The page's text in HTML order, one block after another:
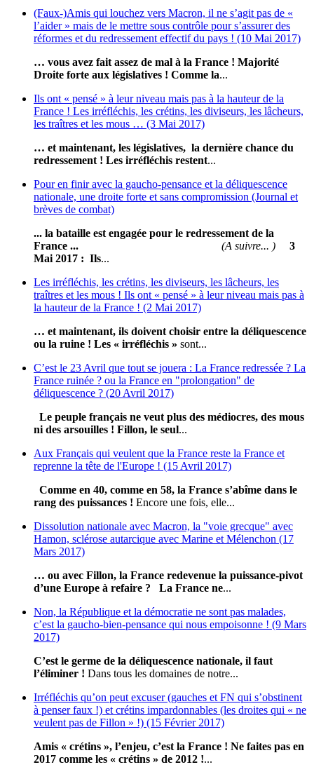
(Faux-)Amis qui louchez vers Macron, il ne s’agit pas de «
l’aider » mais de le mettre sous contrôle pour s’assurer des
réformes et du redressement effectif du pays ! (10 Mai 2017)
… vous avez fait assez de mal à la France ! Majorité
Droite forte aux législatives ! Comme la...
Ils ont « pensé » à leur niveau mais pas à la hauteur de la
France ! Les irréfléchis, les crétins, les diviseurs, les lâcheurs,
les traîtres et les mous … (3 Mai 2017)
… et maintenant, les législatives, la dernière chance du
redressement ! Les irréfléchis restent...
Pour en finir avec la gaucho-pensance et la déliquescence
nationale, une droite forte et sans compromission (Journal et
brèves de combat)
... la bataille est engagée pour le redressement de la
France ...
(A suivre... )
3
Mai 2017 : Ils...
Les irréfléchis, les crétins, les diviseurs, les lâcheurs, les
traîtres et les mous ! Ils ont « pensé » à leur niveau mais pas à
la hauteur de la France ! (2 Mai 2017)
… et maintenant, ils doivent choisir entre la déliquescence
ou la ruine ! Les « irréfléchis » sont...
C’est le 23 Avril que tout se jouera : La France redressée ? La
France ruinée ? ou la France en "prolongation" de
déliquescence ? (20 Avril 2017)
Le peuple français ne veut plus des médiocres, des mous
ni des arsouilles ! Fillon, le seul...
Aux Français qui veulent que la France reste la France et
reprenne la tête de l'Europe ! (15 Avril 2017)
Comme en 40, comme en 58, la France s’abîme dans le
rang des puissances ! Encore une fois, elle...
Dissolution nationale avec Macron, la "voie grecque" avec
Hamon, sclérose autarcique avec Marine et Mélenchon (17
Mars 2017)
… ou avec Fillon, la France redevenue la puissance-pivot
d’une Europe à refaire ?
La France ne...
Non, la République et la démocratie ne sont pas malades,
c’est la gaucho-bien-pensance qui nous empoisonne ! (9 Mars
2017)
C’est le germe de la déliquescence nationale, il faut
l’éliminer ! Dans tous les domaines de notre...
Irréfléchis qu’on peut excuser (gauches et FN qui s’obstinent
à penser faux !) et crétins impardonnables (les droites qui « ne
veulent pas de Fillon » !) (15 Février 2017)
Amis « crétins », l’enjeu, c’est la France ! Ne faites pas en
2017 comme les « crétins » de 2012 !...